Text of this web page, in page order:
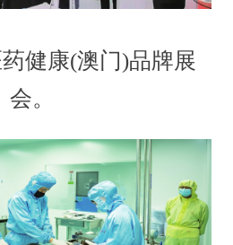
健康(澳门)品牌展
会。